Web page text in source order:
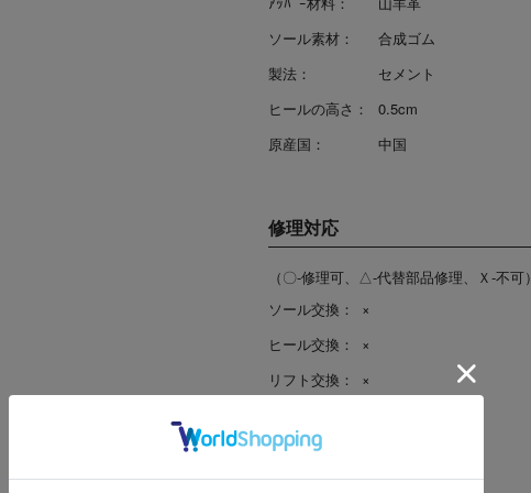
ソール素材：
合成ゴム
製法：
セメント
ヒールの高さ：
0.5cm
原産国：
中国
修理対応
（〇-修理可、△-代替部品修理、Ｘ-不可）
ソール交換：
×
ヒール交換：
×
リフト交換：
×